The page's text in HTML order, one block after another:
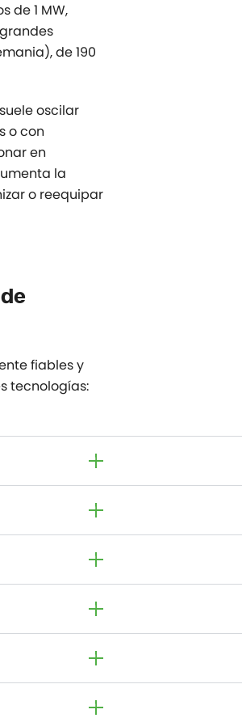
de 1 MW,
de 190
oscilar
o con
en
la
o reequipar
fiables y
tecnologías: